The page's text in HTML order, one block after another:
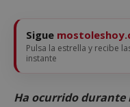
Sigue
Pulsa la estrella y recibe
instante
Ha ocurrido durante